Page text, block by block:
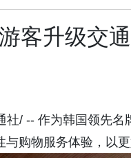
客升级交
社/ -- 作为韩国领先
购物服务体验，以